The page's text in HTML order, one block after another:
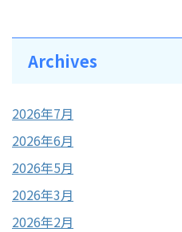
Archives
2026年7月
2026年6月
2026年5月
2026年3月
2026年2月